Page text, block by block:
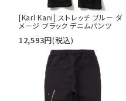
[Karl Kani] ストレッチ ブルー ダ
メージ ブラック デニムパンツ
12,593円(税込)